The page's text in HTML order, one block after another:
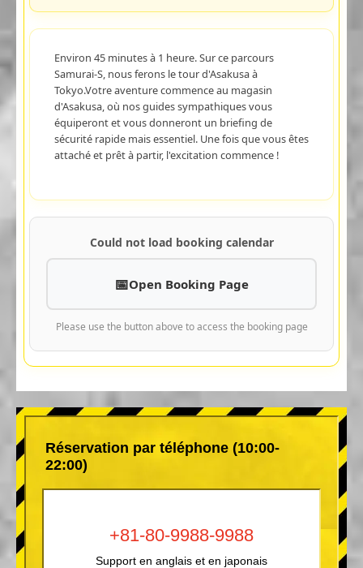
Environ 45 minutes à 1 heure. Sur ce parcours
Samurai-S, nous ferons le tour d'Asakusa à
Tokyo.Votre aventure commence au magasin
d'Asakusa, où nos guides sympathiques vous
équiperont et vous donneront un briefing de
sécurité rapide mais essentiel. Une fois que vous êtes
attaché et prêt à partir, l'excitation commence !
Could not load booking calendar
Open Booking Page
Please use the button above to access the booking page
Réservation par téléphone (10:00-
22:00)
+81-80-9988-9988
Support en anglais et en japonais